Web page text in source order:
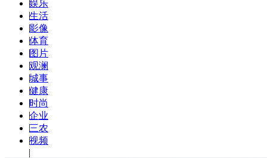
|娱乐
|生活
|影像
|体育
|图片
|观澜
|城事
|健康
|时尚
|企业
|三农
|视频
|